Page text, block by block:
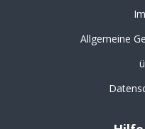
Allgemeine